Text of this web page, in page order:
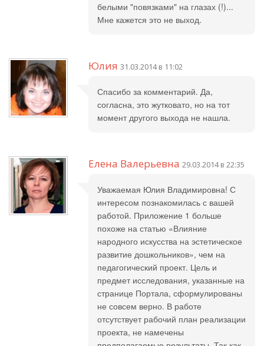
белыми "повязками" на глазах (!)...
Мне кажется это не выход.
Юлия 31.03.2014 в 11:02
Спасибо за комментарий. Да,
согласна, это жутковато, но на тот
момент другого выхода не нашла.
Елена Валерьевна 29.03.2014 в 22:35
Уважаемая Юлия Владимировна! С
интересом познакомилась с вашей
работой. Приложение 1 больше
похоже на статью «Влияние
народного искусства на эстетическое
развитие дошкольников», чем на
педагогический проект. Цель и
предмет исследования, указанные на
странице Портала, сформулированы
не совсем верно. В работе
отсутствует рабочий план реализации
проекта, не намечены